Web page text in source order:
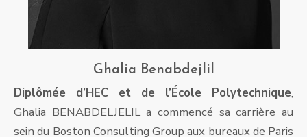
Ghalia Benabdejlil
Diplômée d’HEC et de l’École Polytechnique,
Ghalia BENABDELJELIL a commencé sa carrière au
sein du Boston Consulting Group aux bureaux de Paris